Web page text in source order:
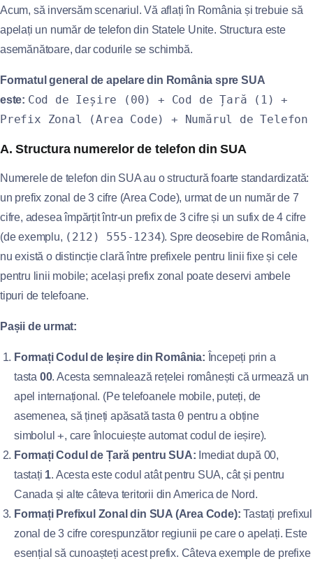
Acum, să inversăm scenariul. Vă aflați în România și trebuie să
apelați un număr de telefon din Statele Unite. Structura este
asemănătoare, dar codurile se schimbă.
Formatul general de apelare din România spre SUA
este: Cod de Ieșire (00) + Cod de Țară (1) +
Prefix Zonal (Area Code) + Numărul de Telefon
A. Structura numerelor de telefon din SUA
Numerele de telefon din SUA au o structură foarte standardizată:
un prefix zonal de 3 cifre (Area Code), urmat de un număr de 7
cifre, adesea împărțit într-un prefix de 3 cifre și un sufix de 4 cifre
(de exemplu, (212) 555-1234). Spre deosebire de România,
nu există o distincție clară între prefixele pentru linii fixe și cele
pentru linii mobile; același prefix zonal poate deservi ambele
tipuri de telefoane.
Pașii de urmat:
Formați Codul de Ieșire din România: Începeți prin a
tasta 00. Acesta semnalează rețelei românești că urmează un
apel internațional. (Pe telefoanele mobile, puteți, de
asemenea, să țineți apăsată tasta 0 pentru a obține
simbolul+, care înlocuiește automat codul de ieșire).
Formați Codul de Țară pentru SUA: Imediat după 00,
tastați 1. Acesta este codul atât pentru SUA, cât și pentru
Canada și alte câteva teritorii din America de Nord.
Formați Prefixul Zonal din SUA (Area Code): Tastați prefixul
zonal de 3 cifre corespunzător regiunii pe care o apelați. Este
esențial să cunoașteți acest prefix. Câteva exemple de prefixe